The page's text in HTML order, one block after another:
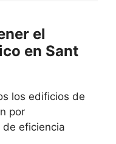
el
en Sant
los edificios de
por
eficiencia